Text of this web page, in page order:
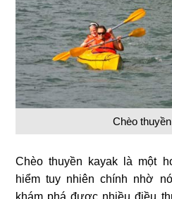
Chèo
Chèo thuyền kayak là một
hiểm tuy nhiên chính nhờ